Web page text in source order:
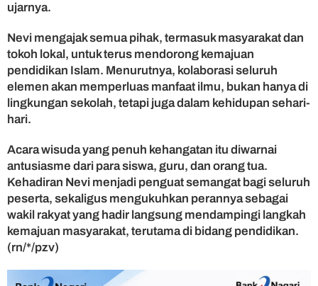
ujarnya.
Nevi mengajak semua pihak, termasuk masyarakat dan
tokoh lokal, untuk terus mendorong kemajuan
pendidikan Islam. Menurutnya, kolaborasi seluruh
elemen akan memperluas manfaat ilmu, bukan hanya di
lingkungan sekolah, tetapi juga dalam kehidupan sehari-
hari.
Acara wisuda yang penuh kehangatan itu diwarnai
antusiasme dari para siswa, guru, dan orang tua.
Kehadiran Nevi menjadi penguat semangat bagi seluruh
peserta, sekaligus mengukuhkan perannya sebagai
wakil rakyat yang hadir langsung mendampingi langkah
kemajuan masyarakat, terutama di bidang pendidikan.
(rn/*/pzv)